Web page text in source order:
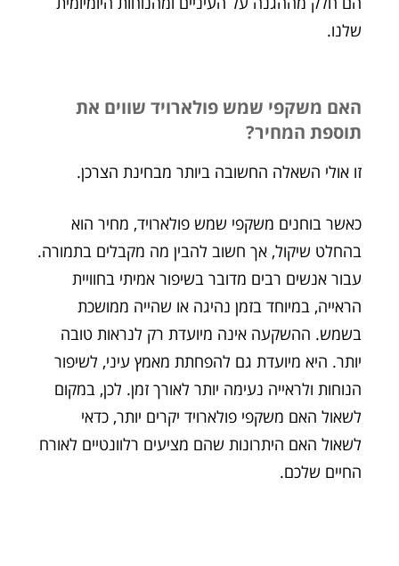
שלנו.
האם משקפי שמש פולארויד שווים את
תוספת המחיר?
זו אולי השאלה החשובה ביותר מבחינת הצרכן.
כאשר בוחנים משקפי שמש פולארויד, מחיר הוא
בהחלט שיקול, אך חשוב להבין מה מקבלים בתמורה.
עבור אנשים רבים מדובר בשיפור אמיתי בחוויית
הראייה, במיוחד בזמן נהיגה או שהייה ממושכת
בשמש. ההשקעה אינה מיועדת רק לנראות טובה
יותר. היא מיועדת גם להפחתת מאמץ עיני, לשיפור
הנוחות ולראייה נעימה יותר לאורך זמן. לכן, במקום
לשאול האם משקפי פולארויד יקרים יותר, כדאי
לשאול האם היתרונות שהם מציעים רלוונטיים לאורח
החיים שלכם.